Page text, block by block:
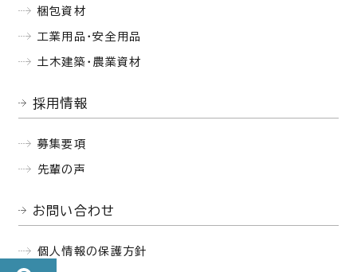
梱包資材
工業用品・安全用品
土木建築・農業資材
採用情報
募集要項
先輩の声
お問い合わせ
個人情報の保護方針